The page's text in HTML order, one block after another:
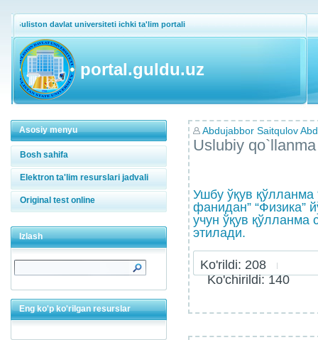
Guliston davlat universiteti ichki ta'lim portali
portal.guldu.uz
Asosiy menyu
Bosh sahifa
Elektron ta'lim resurslari jadvali
Original test online
Izlash
Eng ko'p ko'rilgan resurslar
Abdujabbor Saitqulov
Uslubiy qo`llanma
Ушбу ўқув қўлланма
фанидан” “Физика”
учун ўқув қўлланма
этилади.
Ko'rildi: 208
Ko'chirildi: 140